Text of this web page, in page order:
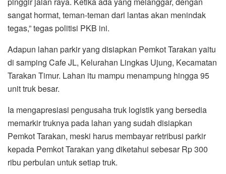
sangat hormat, teman-teman dari lantas akan menindak
tegas,” tegas politisi PKB ini.
Adapun lahan parkir yang disiapkan Pemkot Tarakan yaitu
di samping Cafe JL, Kelurahan Lingkas Ujung, Kecamatan
Tarakan Timur. Lahan itu mampu menampung hingga 95
unit truk besar.
Ia mengapresiasi pengusaha truk logistik yang bersedia
memarkir truknya pada lahan yang sudah disiapkan
Pemkot Tarakan, meski harus membayar retribusi parkir
kepada Pemkot Tarakan yang diketahui sebesar Rp 300
ribu perbulan untuk setiap truk.